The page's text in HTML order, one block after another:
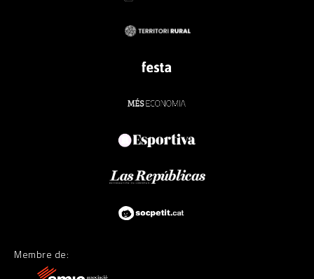
Membre de: